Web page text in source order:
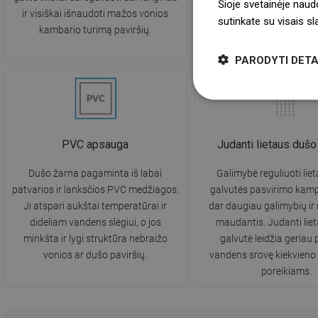
ir visiškai išnaudoti mažos vonios
kambario turimą paviršių.
pojūtį maudantis, kuris
atsipalaidavimo
PVC apsauga
Dušo žarna pagaminta iš labai
patvarios ir lanksčios PVC medžiagos.
Ji atspari aukštai temperatūrai ir
dideliam vandens slėgiui, o jos
minkšta ir lygi struktūra nebraižo
vonios ar dušo paviršių.
Judanti lietaus
Galimybė reguliuoti
galvutės pasvirimo
dar daugiau galimybių ir
maudantis. Judanti
galvutė leidžia geriau
vandens srovę
poreikiams.
Šioje svetainėje
sutinkate su visais
PARODYTI